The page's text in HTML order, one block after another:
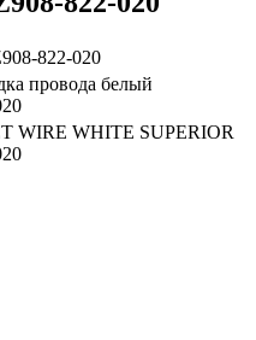
822-020
провода белый
WIRE WHITE SUPERIOR